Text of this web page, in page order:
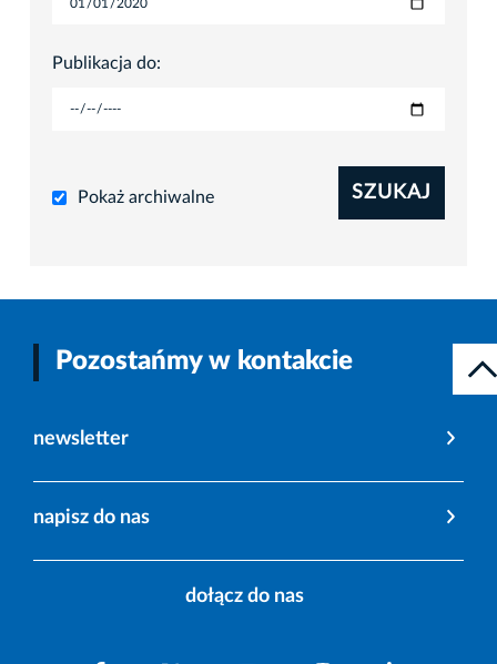
Publikacja do:
Pokaż archiwalne SZUKAJ
Pozostańmy w kontakcie
newsletter
napisz do nas
dołącz do nas